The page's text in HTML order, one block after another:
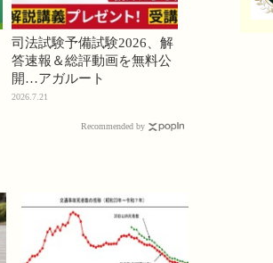
司法試験予備試験2026、解
答速報＆総評動画を無料公
開…アガルート
2026.7.21
Recommended by